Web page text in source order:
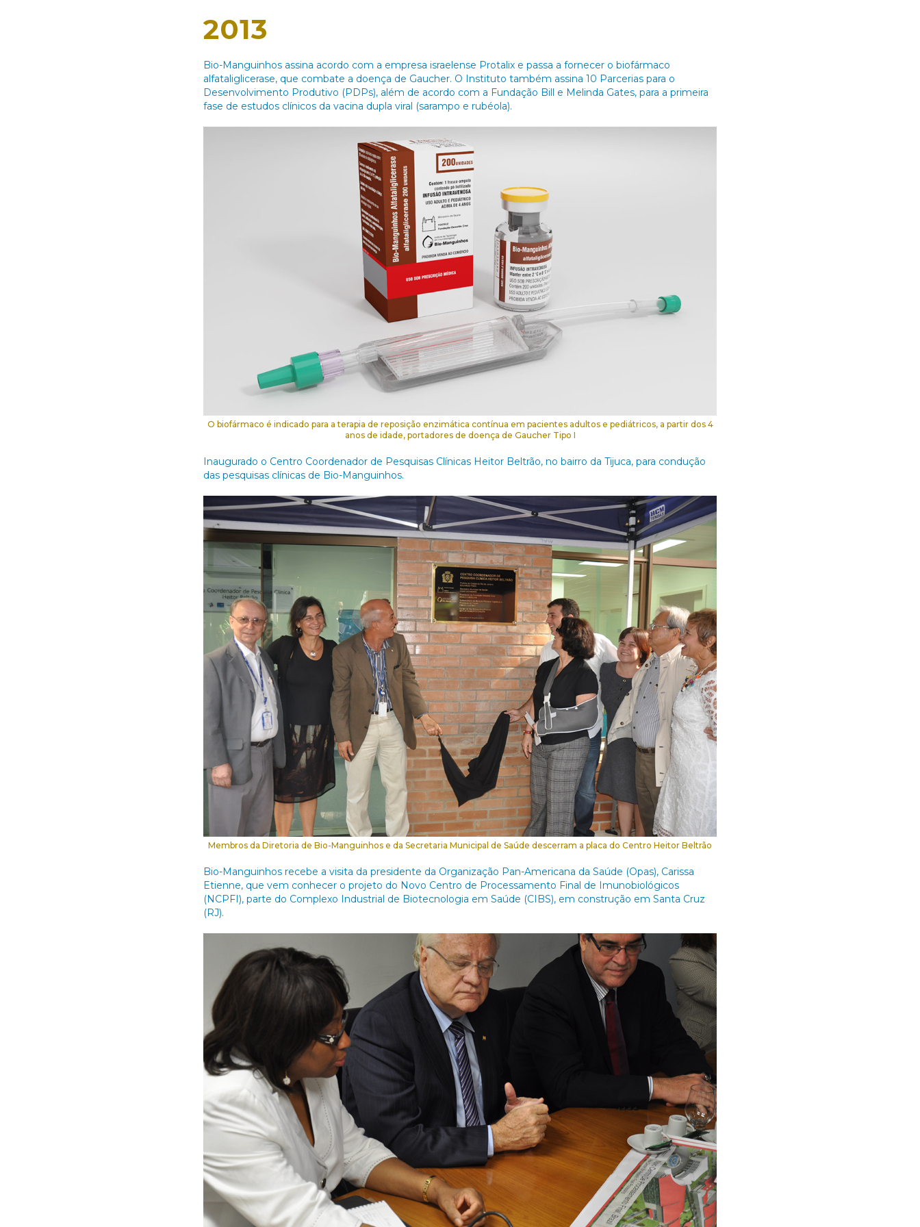
2013
Bio-Manguinhos assina acordo com a empresa israelense Protalix e passa a fornecer o biofármaco
alfataliglicerase, que combate a doença de Gaucher. O Instituto também assina 10 Parcerias para o
Desenvolvimento Produtivo (PDPs), além de acordo com a Fundação Bill e Melinda Gates, para a primeira
fase de estudos clínicos da vacina dupla viral (sarampo e rubéola).
O biofármaco é indicado para a terapia de reposição enzimática contínua em pacientes adultos e pediátricos, a partir dos 4
anos de idade, portadores de doença de Gaucher Tipo I
Inaugurado o Centro Coordenador de Pesquisas Clínicas Heitor Beltrão, no bairro da Tijuca, para condução
das pesquisas clínicas de Bio-Manguinhos.
Membros da Diretoria de Bio-Manguinhos e da Secretaria Municipal de Saúde descerram a placa do Centro Heitor Beltrão
Bio-Manguinhos recebe a visita da presidente da Organização Pan-Americana da Saúde (Opas), Carissa
Etienne, que vem conhecer o projeto do Novo Centro de Processamento Final de Imunobiológicos
(NCPFI), parte do Complexo Industrial de Biotecnologia em Saúde (CIBS), em construção em Santa Cruz
(RJ).